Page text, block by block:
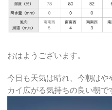
おはようございます。
今日も天気は晴れ、今朝はや
カイ広がる気持ちの良い朝で